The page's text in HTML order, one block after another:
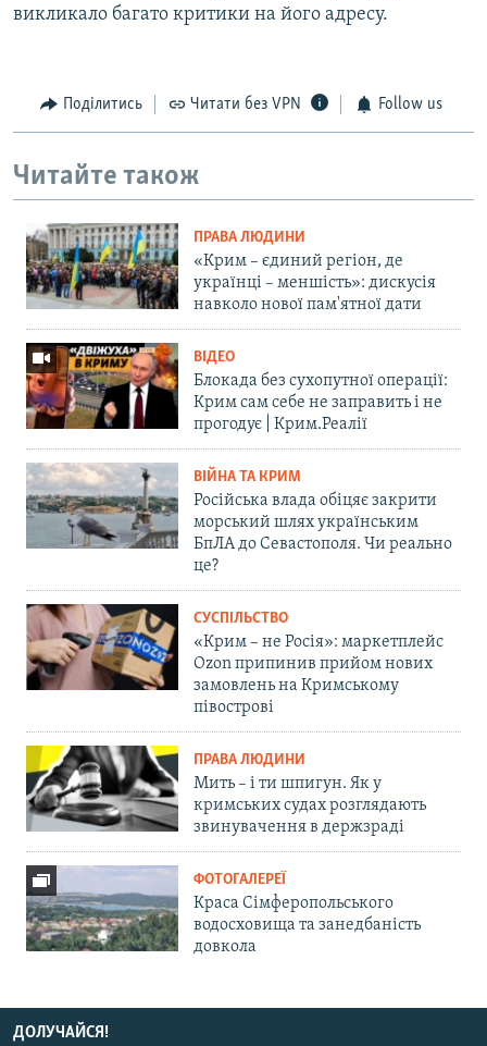
викликало багато критики на його адресу.
Поділитись Читати без VPN Follow us
Читайте також
ПРАВА ЛЮДИНИ
«Крим – єдиний регіон, де
українці – меншість»: дискусія
навколо нової пам'ятної дати
ВІДЕО
Блокада без сухопутної операції:
Крим сам себе не заправить і не
прогодує | Крим.Реалії
ВІЙНА ТА КРИМ
Російська влада обіцяє закрити
морський шлях українським
БпЛА до Севастополя. Чи реально
це?
СУСПІЛЬСТВО
«Крим – не Росія»: маркетплейс
Ozon припинив прийом нових
замовлень на Кримському
півострові
ПРАВА ЛЮДИНИ
Мить – і ти шпигун. Як у
кримських судах розглядають
звинувачення в держзраді
ФОТОГАЛЕРЕЇ
Краса Сімферопольського
водосховища та занедбаність
довкола
ДОЛУЧАЙСЯ!